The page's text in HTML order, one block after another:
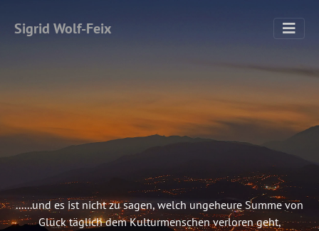
Sigrid Wolf-Feix
......und es ist nicht zu sagen, welch ungeheure Summe von
Glück täglich dem Kulturmenschen verloren geht,